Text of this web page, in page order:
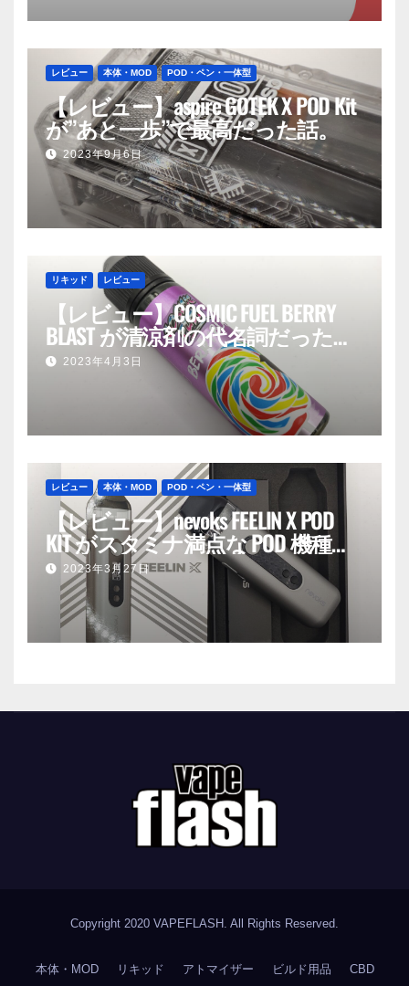
レビュー 本体・MOD POD・ペン・一体型
【レビュー】aspire GOTEK X POD Kit
が”あと一歩”で最高だった話。
2023年9月6日
リキッド レビュー
【レビュー】COSMIC FUEL BERRY
BLAST が清涼剤の代名詞だった
話。
2023年4月3日
レビュー 本体・MOD POD・ペン・一体型
【レビュー】nevoks FEELIN X POD
KIT がスタミナ満点な POD 機種だ
った話。
2023年3月27日
Copyright 2020 VAPEFLASH . All Rights Reserved.
本体・MOD リキッド アトマイザー ビルド用品 CBD